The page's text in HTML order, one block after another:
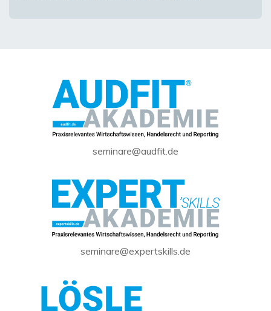
seminare@audfit.de
seminare@expertskills.de